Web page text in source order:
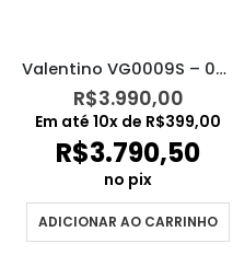
Valentino VG0009S – 002
R$3.990,00
Em até 10x de R$399,00
R$3.790,50
no pix
ADICIONAR AO CARRINHO